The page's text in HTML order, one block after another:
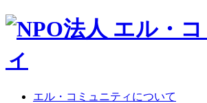
エル・コミュニティについて